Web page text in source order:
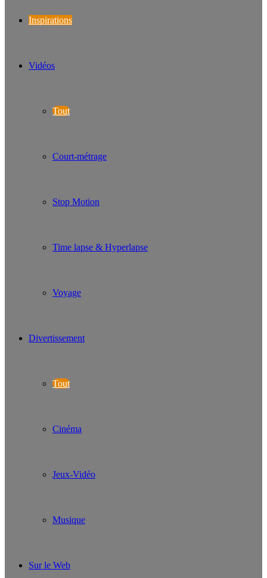
Inspirations
Vidéos
Tout
Court-métrage
Stop Motion
Time lapse & Hyperlapse
Voyage
Divertissement
Tout
Cinéma
Jeux-Vidéo
Musique
Sur le Web